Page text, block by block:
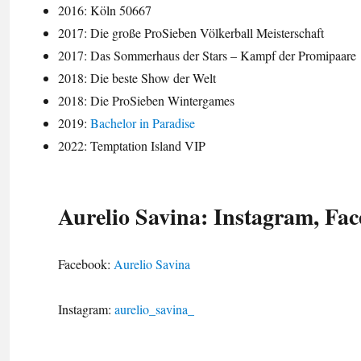
2016: Köln 50667
2017: Die große ProSieben Völkerball Meisterschaft
2017: Das Sommerhaus der Stars – Kampf der Promipaare
2018: Die beste Show der Welt
2018: Die ProSieben Wintergames
2019: Bachelor in Paradise
2022: Temptation Island VIP
Aurelio Savina: Instagram,
Facebook: Aurelio Savina
Instagram: aurelio_savina_